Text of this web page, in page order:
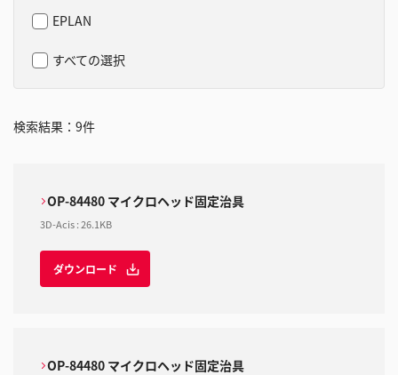
EPLAN
すべての選択
検索結果： 9件
OP-84480 マイクロヘッド固定治具
3D-Acis:26.1KB
ダウンロード
OP-84480 マイクロヘッド固定治具